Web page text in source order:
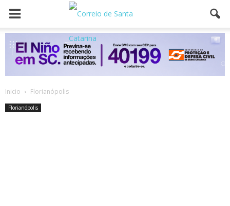
Inicio Florianópolis
Florianópolis